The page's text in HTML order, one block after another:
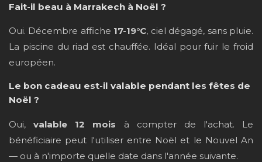
Fait-il beau à Marrakech à Noël ?
Oui. Décembre affiche 17-19°C, ciel dégagé, sans pluie.
La piscine du riad est chauffée. Idéal pour fuir le froid
européen.
Le bon cadeau est-il valable pendant les fêtes de
Noël ?
Oui,valable 12 mois à compter de l'achat. Le
bénéficiaire peut l'utiliser entre Noël et le Nouvel An
— ou à n'importe quelle date dans l'année suivante.